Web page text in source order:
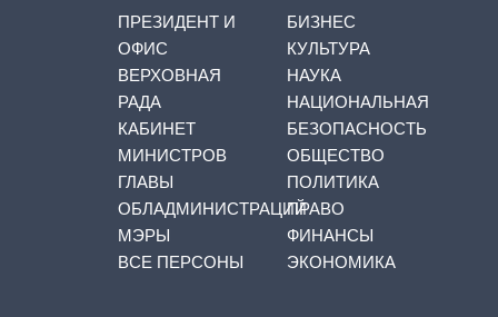
ПРЕЗИДЕНТ И
ОФИС
ВЕРХОВНАЯ
РАДА
КАБИНЕТ
МИНИСТРОВ
ГЛАВЫ
ОБЛАДМИНИСТРАЦИЙ
МЭРЫ
ВСЕ ПЕРСОНЫ
БИЗНЕС
КУЛЬТУРА
НАУКА
НАЦИОНАЛЬНАЯ
БЕЗОПАСНОСТЬ
ОБЩЕСТВО
ПОЛИТИКА
ПРАВО
ФИНАНСЫ
ЭКОНОМИКА